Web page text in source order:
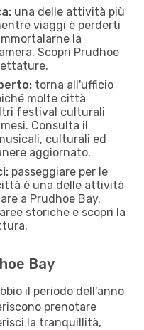
una delle attività più
viaggi è perderti
la
Scopri Prudhoe
torna all'ufficio
molte città
festival culturali
Consulta il
culturali ed
aggiornato.
passeggiare per le
è una delle attività
a Prudhoe Bay.
storiche e scopri la
Bay
il periodo dell'anno
prenotare
la tranquillità,